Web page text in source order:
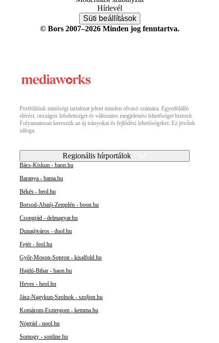
Hírlevél
Süti beállítások
© Bors 2007–2026 Minden jog fenntartva.
Portfóliónk minőségi tartalmat jelent minden olvasó számára. Egyedülálló
elérést, országos lefedettséget és változatos megjelenési lehetőséget biztosít.
Folyamatosan keressük az új irányokat és fejlődési lehetőségeket. Ez jövőnk
záloga.
Regionális hírportálok
Bács-Kiskun - baon.hu
Baranya - bama.hu
Békés - beol.hu
Borsod-Abaúj-Zemplén - boon.hu
Csongrád - delmagyar.hu
Dunaújváros - duol.hu
Fejér - feol.hu
Győr-Moson-Sopron - kisalfold.hu
Hajdú-Bihar - haon.hu
Heves - heol.hu
Jász-Nagykun-Szolnok - szoljon.hu
Komárom-Esztergom - kemma.hu
Nógrád - nool.hu
Somogy - sonline.hu